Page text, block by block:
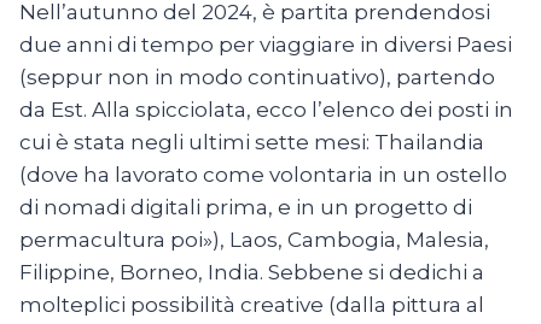
Nell’autunno del 2024, è partita prendendosi
due anni di tempo per viaggiare in diversi Paesi
(seppur non in modo continuativo), partendo
da Est. Alla spicciolata, ecco l’elenco dei posti in
cui è stata negli ultimi sette mesi: Thailandia
(dove ha lavorato come volontaria in un ostello
di nomadi digitali prima, e in un progetto di
permacultura poi»), Laos, Cambogia, Malesia,
Filippine, Borneo, India. Sebbene si dedichi a
molteplici possibilità creative (dalla pittura al